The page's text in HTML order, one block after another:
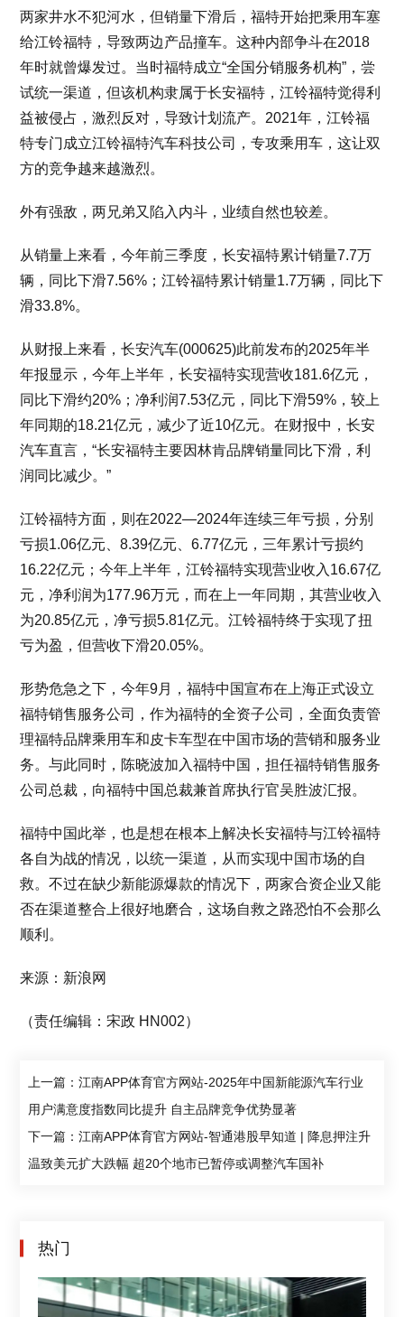
两家井水不犯河水，但销量下滑后，福特开始把乘用车塞
给江铃福特，导致两边产品撞车。这种内部争斗在2018
年时就曾爆发过。当时福特成立“全国分销服务机构”，尝
试统一渠道，但该机构隶属于长安福特，江铃福特觉得利
益被侵占，激烈反对，导致计划流产。2021年，江铃福
特专门成立江铃福特汽车科技公司，专攻乘用车，这让双
方的竞争越来越激烈。
外有强敌，两兄弟又陷入内斗，业绩自然也较差。
从销量上来看，今年前三季度，长安福特累计销量7.7万
辆，同比下滑7.56%；江铃福特累计销量1.7万辆，同比下
滑33.8%。
从财报上来看，长安汽车(000625)此前发布的2025年半
年报显示，今年上半年，长安福特实现营收181.6亿元，
同比下滑约20%；净利润7.53亿元，同比下滑59%，较上
年同期的18.21亿元，减少了近10亿元。在财报中，长安
汽车直言，“长安福特主要因林肯品牌销量同比下滑，利
润同比减少。”
江铃福特方面，则在2022—2024年连续三年亏损，分别
亏损1.06亿元、8.39亿元、6.77亿元，三年累计亏损约
16.22亿元；今年上半年，江铃福特实现营业收入16.67亿
元，净利润为177.96万元，而在上一年同期，其营业收入
为20.85亿元，净亏损5.81亿元。江铃福特终于实现了扭
亏为盈，但营收下滑20.05%。
形势危急之下，今年9月，福特中国宣布在上海正式设立
福特销售服务公司，作为福特的全资子公司，全面负责管
理福特品牌乘用车和皮卡车型在中国市场的营销和服务业
务。与此同时，陈晓波加入福特中国，担任福特销售服务
公司总裁，向福特中国总裁兼首席执行官吴胜波汇报。
福特中国此举，也是想在根本上解决长安福特与江铃福特
各自为战的情况，以统一渠道，从而实现中国市场的自
救。不过在缺少新能源爆款的情况下，两家合资企业又能
否在渠道整合上很好地磨合，这场自救之路恐怕不会那么
顺利。
来源：新浪网
（责任编辑：宋政 HN002）
上一篇：江南APP体育官方网站-2025年中国新能源汽车行业
用户满意度指数同比提升 自主品牌竞争优势显著
下一篇：江南APP体育官方网站-智通港股早知道 | 降息押注升
温致美元扩大跌幅 超20个地市已暂停或调整汽车国补
热门